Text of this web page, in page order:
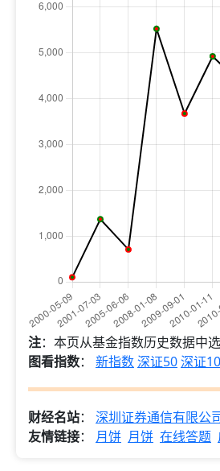
注：本页从基金指数历史数据中
图看指数： 新指数深证50深证
财经名站： 深圳证券通信有限公
友情链接： 月饼 月饼 在线答题